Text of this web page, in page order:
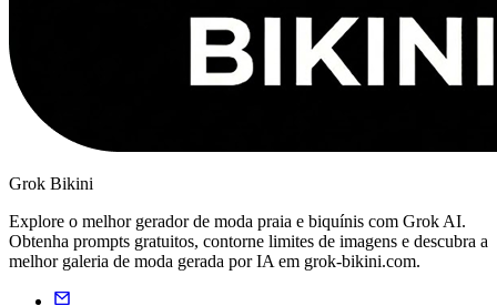
Grok Bikini
Explore o melhor gerador de moda praia e biquínis com Grok AI.
Obtenha prompts gratuitos, contorne limites de imagens e descubra a
melhor galeria de moda gerada por IA em grok-bikini.com.